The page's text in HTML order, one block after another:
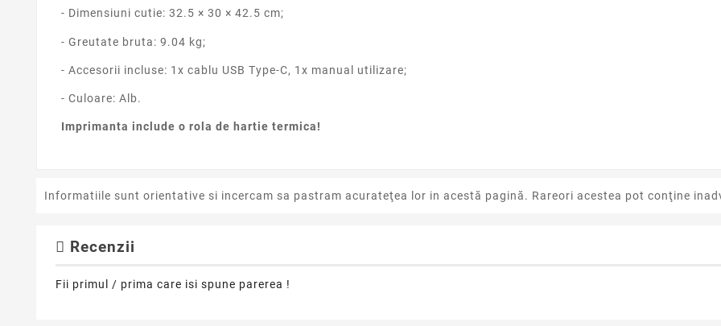
- Dimensiuni cutie: 32.5 × 30 × 42.5 cm;
- Greutate bruta: 9.04 kg;
- Accesorii incluse: 1x cablu USB Type-C, 1x manual utilizare;
- Culoare: Alb.
Imprimanta include o rola de hartie termica!
Informatiile sunt orientative si incercam sa pastram acurateţea lor in acestă pagină. Rareori acestea pot conţine
Recenzii
Fii primul / prima care isi spune parerea !